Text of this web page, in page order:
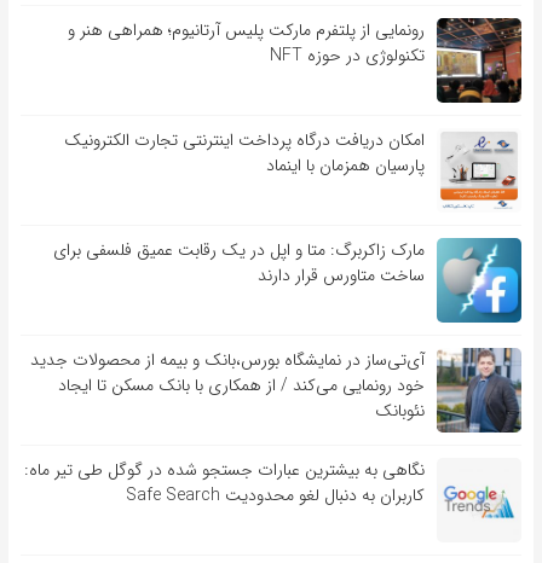
رونمایی از پلتفرم مارکت پلیس آرتانیوم؛ همراهی هنر و
تکنولوژی در حوزه NFT
امکان دریافت درگاه پرداخت اینترنتی تجارت الکترونیک
پارسیان همزمان با اینماد
مارک زاکربرگ: متا و اپل در یک رقابت عمیق فلسفی برای
ساخت متاورس قرار دارند
آی‌تی‌ساز در نمایشگاه بورس،بانک و بیمه از محصولات جدید
خود رونمایی می‌کند / از همکاری با بانک مسکن تا ایجاد
نئوبانک
نگاهی به بیشترین عبارات جستجو شده در گوگل طی تیر ماه:
کاربران به دنبال لغو محدودیت Safe Search